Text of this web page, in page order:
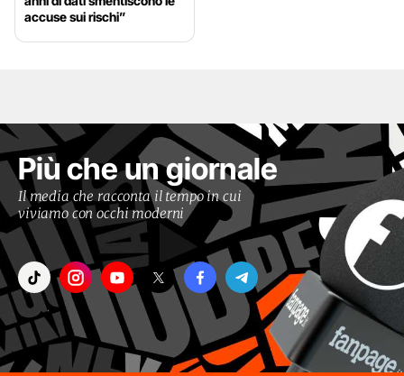
accuse sui rischi”
Più che un giornale
Il media che racconta il tempo in cui
viviamo con occhi moderni